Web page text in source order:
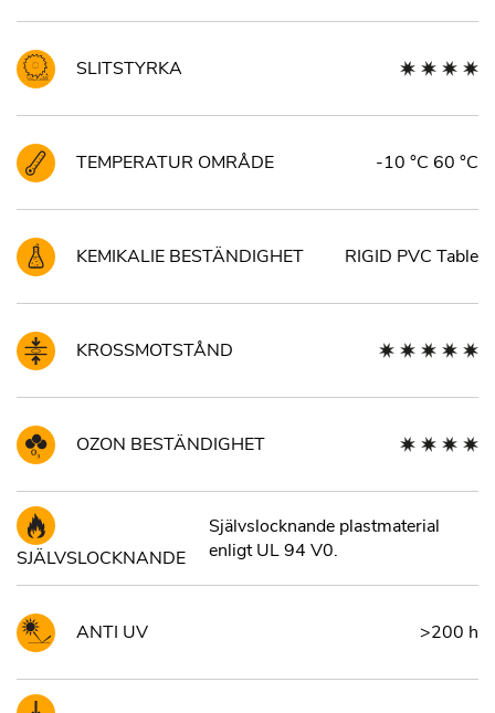
SLITSTYRKA
TEMPERATUR OMRÅDE -10 °C 60 °C
KEMIKALIE BESTÄNDIGHET RIGID PVC Table
KROSSMOTSTÅND
OZON BESTÄNDIGHET
SJÄLVSLOCKNANDE
Självslocknande plastmaterial
enligt UL 94 V0.
ANTI UV >200 h